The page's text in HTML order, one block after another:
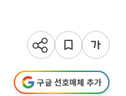
구글 선호매체 추가